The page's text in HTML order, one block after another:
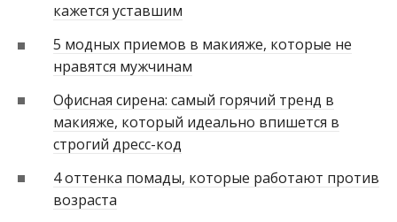
кажется уставшим
5 модных приемов в макияже, которые не
нравятся мужчинам
Офисная сирена: самый горячий тренд в
макияже, который идеально впишется в
строгий дресс-код
4 оттенка помады, которые работают против
возраста